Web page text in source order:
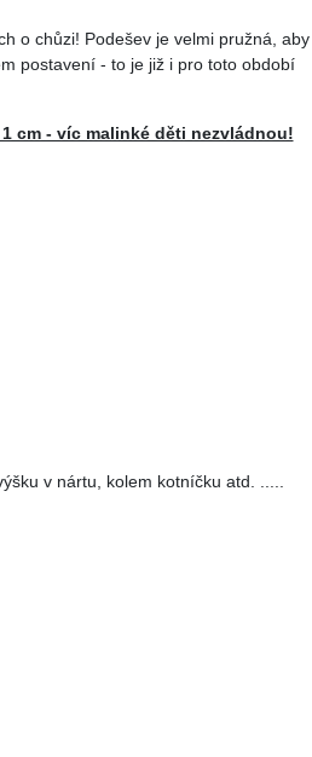
o chůzi! Podešev je velmi pružná, aby
postavení - to je již i pro toto období
cm - víc malinké děti nezvládnou!
v nártu, kolem kotníčku atd. .....